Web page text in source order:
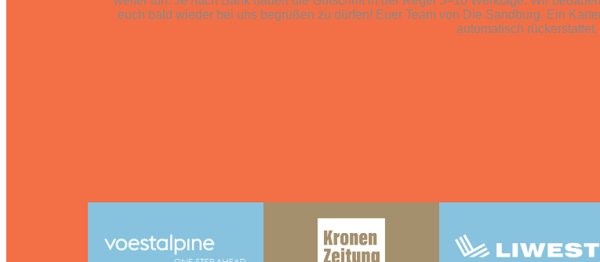
euch bald wieder bei uns begrüßen zu dürfen! Euer Team von Die Sandburg. Ein
automatisch rückerstattet.